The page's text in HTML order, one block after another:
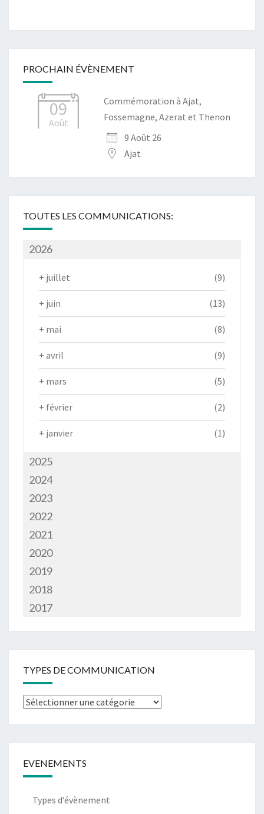
PROCHAIN ÉVÈNEMENT
09
Août
Commémoration à Ajat,
Fossemagne, Azerat et Thenon
9 Août 26
Ajat
TOUTES LES COMMUNICATIONS:
2026
+ juillet (9)
+ juin (13)
+ mai (8)
+ avril (9)
+ mars (5)
+ février (2)
+ janvier (1)
2025
2024
2023
2022
2021
2020
2019
2018
2017
TYPES DE COMMUNICATION
Types
EVENEMENTS
Types d’évènement